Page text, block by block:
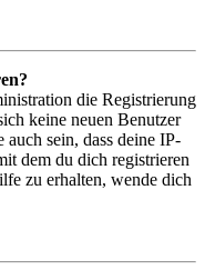
die Registrierung
keine neuen Benutzer
sein, dass deine IP-
dem du dich registrieren
zu erhalten, wende dich